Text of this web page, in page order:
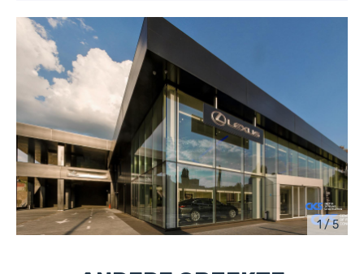
1 / 5